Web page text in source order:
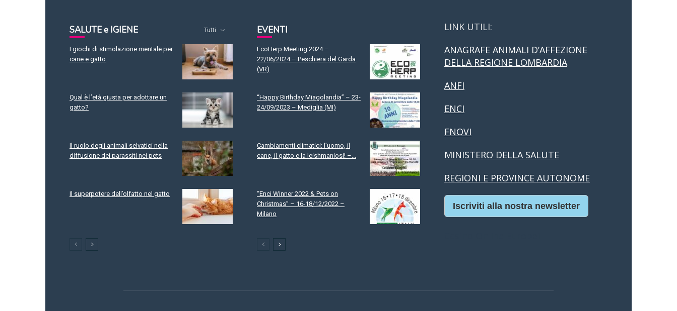
SALUTE e IGIENE Tutti
I giochi di stimolazione mentale per
cane e gatto
Qual è l’età giusta per adottare un
gatto?
Il ruolo degli animali selvatici nella
diffusione dei parassiti nei pets
Il superpotere dell’olfatto nel gatto
EVENTI
EcoHerp Meeting 2024 –
22/06/2024 – Peschiera del Garda
(VR)
“Happy Birthday Miagolandia” – 23-
24/09/2023 – Mediglia (MI)
Cambiamenti climatici: l’uomo, il
cane, il gatto e la leishmaniosi! –...
“Enci Winner 2022 & Pets on
Christmas” – 16-18/12/2022 –
Milano
LINK UTILI:
ANAGRAFE ANIMALI D’AFFEZIONE
DELLA REGIONE LOMBARDIA
ANFI
ENCI
FNOVI
MINISTERO DELLA SALUTE
REGIONI E PROVINCE AUTONOME
Iscriviti alla nostra newsletter